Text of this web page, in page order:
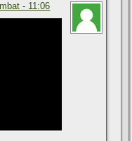
- 11:06